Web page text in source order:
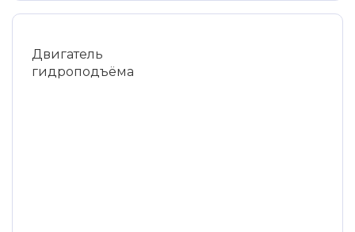
Двигатель
гидроподъёма